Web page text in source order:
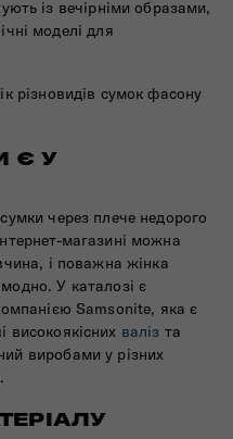
із вечірніми образами,
моделі для
різновидів сумок фасону
Є У
через плече недорого
магазині можна
і поважна жінка
У каталозі є
Samsonite, яка є
високоякісних валіз та
виробами у різних